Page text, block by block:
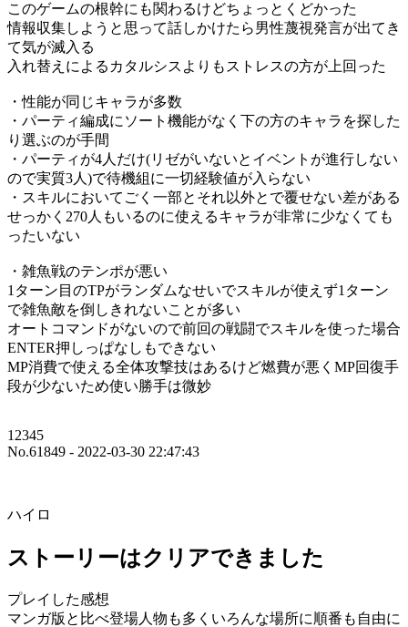
このゲームの根幹にも関わるけどちょっとくどかった
情報収集しようと思って話しかけたら男性蔑視発言が出てき
て気が滅入る
入れ替えによるカタルシスよりもストレスの方が上回った
・性能が同じキャラが多数
・パーティ編成にソート機能がなく下の方のキャラを探した
り選ぶのが手間
・パーティが4人だけ(リゼがいないとイベントが進行しない
ので実質3人)で待機組に一切経験値が入らない
・スキルにおいてごく一部とそれ以外とで覆せない差がある
せっかく270人もいるのに使えるキャラが非常に少なくても
ったいない
・雑魚戦のテンポが悪い
1ターン目のTPがランダムなせいでスキルが使えず1ターン
で雑魚敵を倒しきれないことが多い
オートコマンドがないので前回の戦闘でスキルを使った場合
ENTER押しっぱなしもできない
MP消費で使える全体攻撃技はあるけど燃費が悪くMP回復手
段が少ないため使い勝手は微妙
12345
No.61849 - 2022-03-30 22:47:43
ハイロ
ストーリーはクリアできました
プレイした感想
マンガ版と比べ登場人物も多くいろんな場所に順番も自由に